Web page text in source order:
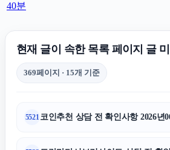
40분
현재 글이 속한 목록 페이지 글 미
369페이지 · 15개 기준
5521 코인추천 상담 전 확인사항 2026년